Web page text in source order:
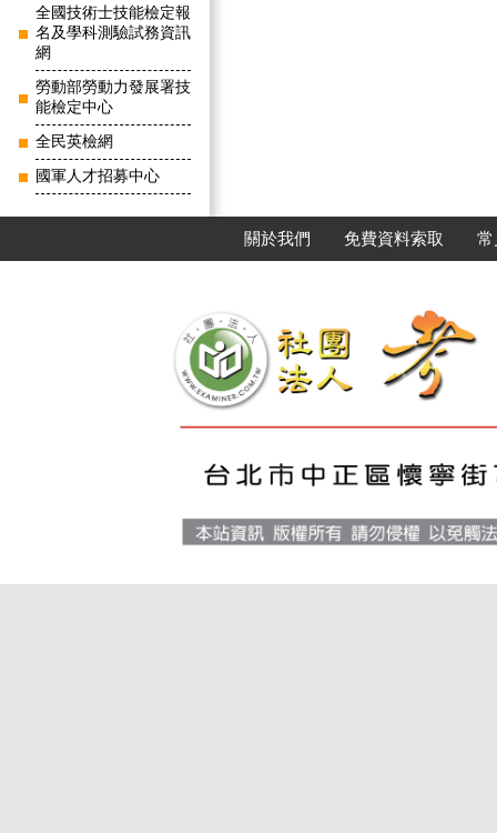
全國技術士技能檢定報
名及學科測驗試務資訊
網
勞動部勞動力發展署技
能檢定中心
全民英檢網
國軍人才招募中心
關於我們 免費資料索取 常